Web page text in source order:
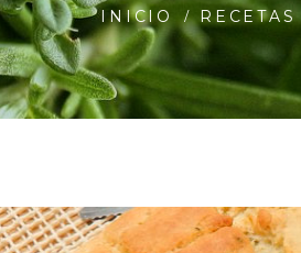
INICIO RECETAS